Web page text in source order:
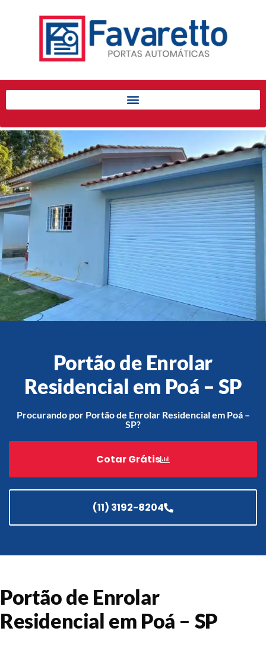
Início
Produtos
Porta de Enrolar Automática
Automatizadores
Acessórios Para Portas de
Enrolar
Pintura eletrostática
Portfólio
Contato
Acessórios
Enrolar em Teresópolis – RJ
Portão de Garagem de
Enrolar em São Pedro da
Aldeia – RJ
Portão de Garagem de
Enrolar em São Gonçalo – RJ
Enrolar em Rio das Ostras –
Enrolar em Queimados – RJ
Portão de Garagem de
Enrolar em Petrópolis – RJ
Portão de Enrolar
Residencial em Poá – SP
Procurando por Portão de Enrolar Residencial em Poá –
SP?
Cotar Grátis
(11) 3192-8204
Portão de Enrolar
Residencial em Poá – SP